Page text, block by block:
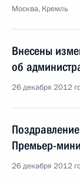
Москва, Кремль
Внесены
об
26 декабря 2012
Премьер-
26 декабря 2012